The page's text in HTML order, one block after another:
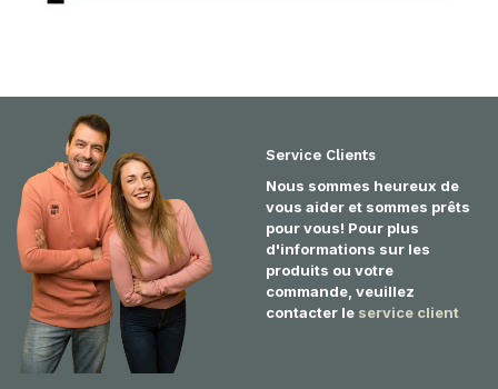
Service Clients
Nous sommes heureux de
vous aider et sommes prêts
pour vous! Pour plus
d'informations sur les
produits ou votre
commande, veuillez
contacter le service client